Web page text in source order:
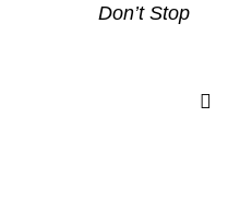
Don’t Stop